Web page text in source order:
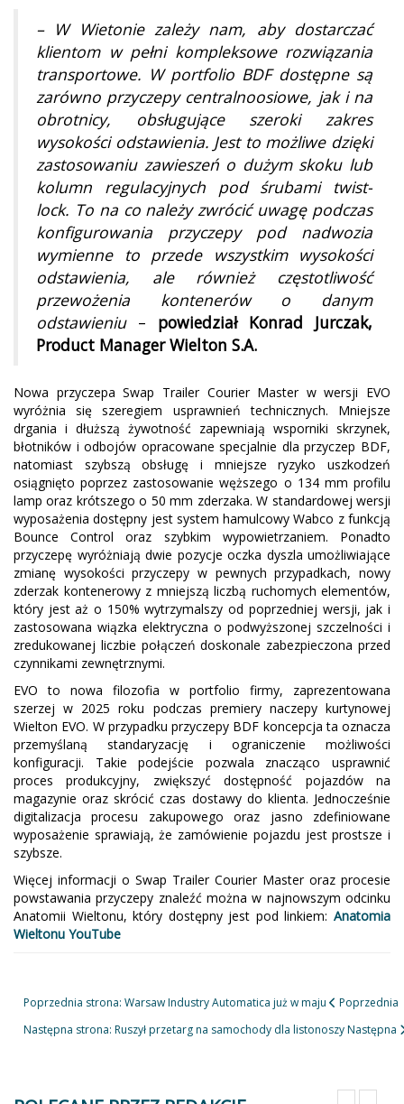
– W Wietonie zależy nam, aby dostarczać
klientom w pełni kompleksowe rozwiązania
transportowe. W portfolio BDF dostępne są
zarówno przyczepy centralnoosiowe, jak i na
obrotnicy, obsługujące szeroki zakres
wysokości odstawienia. Jest to możliwe dzięki
zastosowaniu zawieszeń o dużym skoku lub
kolumn regulacyjnych pod śrubami twist-
lock. To na co należy zwrócić uwagę podczas
konfigurowania przyczepy pod nadwozia
wymienne to przede wszystkim wysokości
odstawienia, ale również częstotliwość
przewożenia kontenerów o danym
odstawieniu – powiedział Konrad Jurczak,
Product Manager Wielton S.A.
Nowa przyczepa Swap Trailer Courier Master w wersji EVO
wyróżnia się szeregiem usprawnień technicznych. Mniejsze
drgania i dłuższą żywotność zapewniają wsporniki skrzynek,
błotników i odbojów opracowane specjalnie dla przyczep BDF,
natomiast szybszą obsługę i mniejsze ryzyko uszkodzeń
osiągnięto poprzez zastosowanie węższego o 134 mm profilu
lamp oraz krótszego o 50 mm zderzaka. W standardowej wersji
wyposażenia dostępny jest system hamulcowy Wabco z funkcją
Bounce Control oraz szybkim wypowietrzaniem. Ponadto
przyczepę wyróżniają dwie pozycje oczka dyszla umożliwiające
zmianę wysokości przyczepy w pewnych przypadkach, nowy
zderzak kontenerowy z mniejszą liczbą ruchomych elementów,
który jest aż o 150% wytrzymalszy od poprzedniej wersji, jak i
zastosowana wiązka elektryczna o podwyższonej szczelności i
zredukowanej liczbie połączeń doskonale zabezpieczona przed
czynnikami zewnętrznymi.
EVO to nowa filozofia w portfolio firmy, zaprezentowana
szerzej w 2025 roku podczas premiery naczepy kurtynowej
Wielton EVO. W przypadku przyczepy BDF koncepcja ta oznacza
przemyślaną standaryzację i ograniczenie możliwości
konfiguracji. Takie podejście pozwala znacząco usprawnić
proces produkcyjny, zwiększyć dostępność pojazdów na
magazynie oraz skrócić czas dostawy do klienta. Jednocześnie
digitalizacja procesu zakupowego oraz jasno zdefiniowane
wyposażenie sprawiają, że zamówienie pojazdu jest prostsze i
szybsze.
Więcej informacji o Swap Trailer Courier Master oraz procesie
powstawania przyczepy znaleźć można w najnowszym odcinku
Anatomii Wieltonu, który dostępny jest pod linkiem: Anatomia
Wieltonu YouTube
Poprzednia strona: Warsaw Industry Automatica już w maju
Poprzednia
Następna strona: Ruszył przetarg na samochody dla listonoszyNastępna